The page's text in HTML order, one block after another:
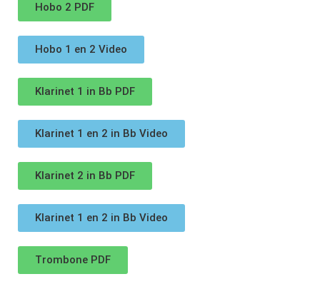
Hobo 2 PDF
Hobo 1 en 2 Video
Klarinet 1 in Bb PDF
Klarinet 1 en 2 in Bb Video
Klarinet 2 in Bb PDF
Klarinet 1 en 2 in Bb Video
Trombone PDF